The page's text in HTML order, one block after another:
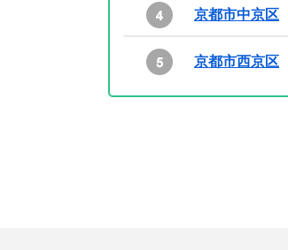
京都市中京区
京都市西京区